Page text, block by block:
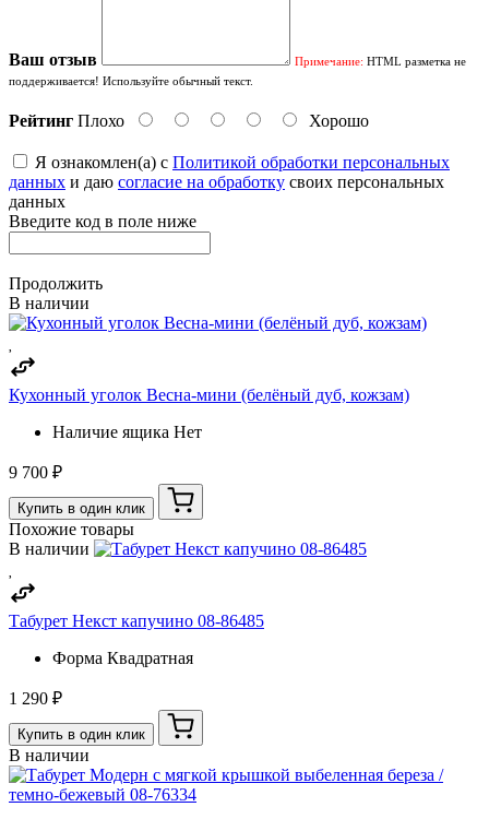
Ваш отзыв Примечание: HTML разметка не
поддерживается! Используйте обычный текст.
Рейтинг Плохо Хорошо
Я ознакомлен(а) с Политикой обработки персональных
данных и даю согласие на обработку своих персональных
данных
Введите код в поле ниже
Продолжить
В наличии
Кухонный уголок Весна-мини (белёный дуб, кожзам)
Наличие ящика Нет
9 700 ₽
Купить в один клик
Похожие товары
В наличии
Табурет Некст капучино 08-86485
Форма Квадратная
1 290 ₽
Купить в один клик
В наличии